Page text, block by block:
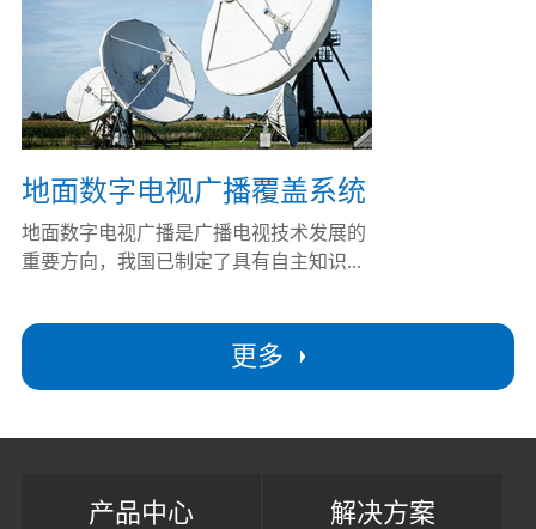
更多
地面数字电视广播覆盖系统
地面数字电视广播是广播电视技术发展的
重要方向，我国已制定了具有自主知识...
产品中心 解决方案